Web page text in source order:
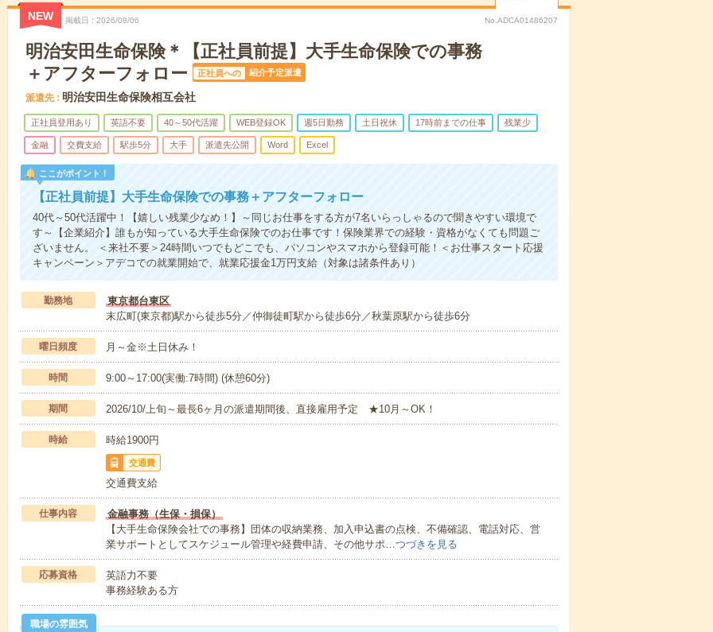
NEW 掲載日 2026/08/06 No.ADCA01486207
明治安田生命保険＊【正社員前提】大手生命保険での事務
＋アフターフォロー
正社員への 紹介予定派遣
派遣先 明治安田生命保険相互会社
正社員登用あり 英語不要 40～50代活躍 WEB登録OK 週5日勤務 土日祝休 17時前までの仕事 残業少
金融 交費支給 駅歩5分 大手 派遣先公開 Word Excel
ここがポイント！
【正社員前提】大手生命保険での事務＋アフターフォロー
40代～50代活躍中！【嬉しい残業少なめ！】～同じお仕事をする方が7名いらっしゃるので聞きやすい環境で
す～【企業紹介】誰もが知っている大手生命保険でのお仕事です！保険業界での経験・資格がなくても問題ご
ざいません。 ＜来社不要＞24時間いつでもどこでも、パソコンやスマホから登録可能！＜お仕事スタート応援
キャンペーン＞アデコでの就業開始で、就業応援金1万円支給（対象は諸条件あり）
勤務地
東京都台東区
末広町(東京都)駅から徒歩5分／仲御徒町駅から徒歩6分／秋葉原駅から徒歩6分
曜日頻度 月～金※土日休み！
時間 9:00～17:00(実働:7時間) (休憩60分)
期間 2026/10/上旬～最長6ヶ月の派遣期間後、直接雇用予定 ★10月～OK！
時給 時給1900円
交通費
交通費支給
仕事内容
金融事務（生保・損保）
【大手生命保険会社での事務】団体の収納業務、加入申込書の点検、不備確認、電話対応、営
業サポートとしてスケジュール管理や経費申請、その他サポ…つづきを見る
応募資格
英語力不要
事務経験ある方
職場の雰囲気